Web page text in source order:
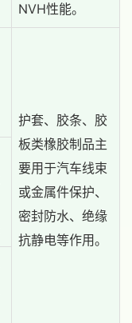
NVH性能。
护套、胶条、胶
板类橡胶制品主
要用于汽车线束
或金属件保护、
密封防水、绝缘
抗静电等作用。